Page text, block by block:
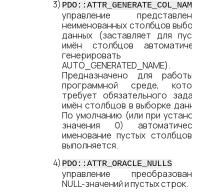
PDO::ATTR_GENERATE_COL_NAME
управление представлением
неименованных столбцов выборки
данных (заставляет для пустых
имён столбцов автоматически
генерировать имя
AUTO_GENERATED_NAME).
Предназначено для работы в
программной среде, которая
требует обязательного задания
имён столбцов в выборке данных.
По умолчанию (или при установке
значения 0) автоматическое
именование пустых столбцов не
выполняется.
PDO::ATTR_ORACLE_NULLS
управление преобразованием
NULL-значений и пустых строк.